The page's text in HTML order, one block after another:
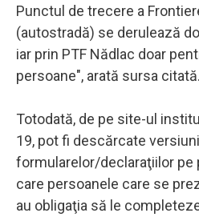
Punctul de trecere a
(autostradă) se derulează
iar prin PTF Nădlac doar
persoane", arată sursa citată.
Totodată, de pe site-ul
19, pot fi descărcate
formularelor/declaraţiilor pe
care persoanele care se
au obligaţia să le